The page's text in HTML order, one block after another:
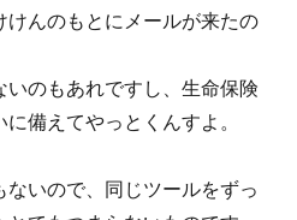
けんのもとにメールが来たの
のもあれですし、生命保険
備えてやっとくんすよ。
いので、同じツールをずっ